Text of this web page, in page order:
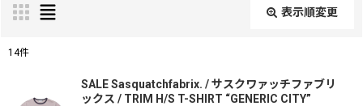
表示順変更
14件
SALE Sasquatchfabrix. / サスクワァッチファブリ
ックス / TRIM H/S T-SHIRT “GENERIC CITY”